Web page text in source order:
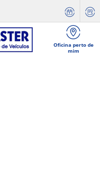
Oficina perto de
mim